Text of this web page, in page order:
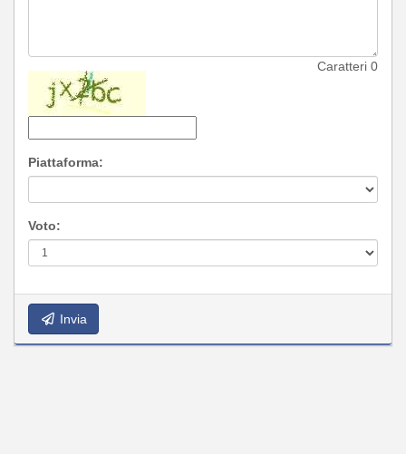
Caratteri 0
Piattaforma:
Voto:
Invia